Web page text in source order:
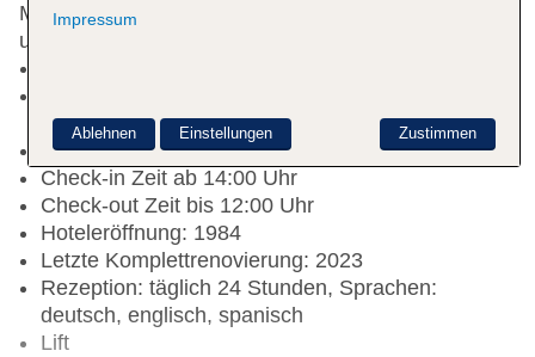
Meerwasserpool des Hotels entspannen die Gäste
und kühlen sich im erfrischenden Wasser ab.
Barzahlung, pro Nacht ca. 3.30 EUR
Nichtraucherhotel
Check-in Zeit ab 14:00 Uhr
Check-out Zeit bis 12:00 Uhr
Hoteleröffnung: 1984
Letzte Komplettrenovierung: 2023
Rezeption: täglich 24 Stunden, Sprachen:
deutsch, englisch, spanisch
Lift
Impressum
Zustimmen
Ablehnen Einstellungen